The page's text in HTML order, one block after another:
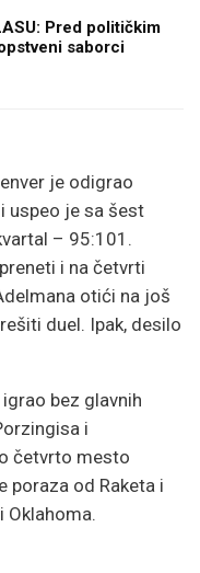
Pred političkim
saborci
je odigrao
uspeo je sa šest
– 95:101.
i na četvrti
otići na još
duel. Ipak, desilo
bez glavnih
i
četvrto mesto
poraza od Raketa i
Oklahoma.